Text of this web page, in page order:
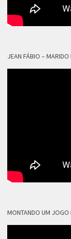
JEAN FÁBIO – MARIDO
MONTANDO UM JOGO